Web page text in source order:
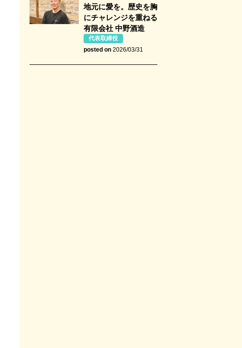
地元に愛を。歴史を胸
にチャレンジを重ねる
有限会社 中野酒造
代表取締役
posted on 2026/03/31